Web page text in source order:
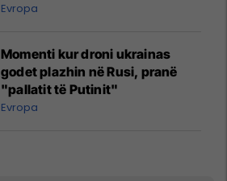
Evropa
Momenti kur droni ukrainas
godet plazhin në Rusi, pranë
"pallatit të Putinit"
Evropa